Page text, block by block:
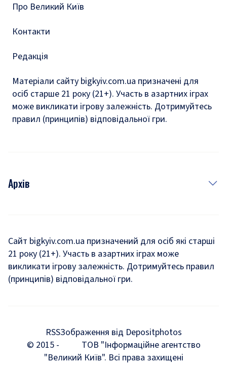
Про Великий Київ
Контакти
Редакція
Матеріали сайту bigkyiv.com.ua призначені для
осіб старше 21 року (21+). Участь в азартних іграх
може викликати ігрову залежність. Дотримуйтесь
правил (принципів) відповідальної гри.
Архів
Комуналка
Хроніки війни
Мегаполіс
Київщина
Сайт bigkyiv.com.ua призначений для осіб які старші
21 року (21+). Участь в азартних іграх може
викликати ігрову залежність. Дотримуйтесь правил
(принципів) відповідальної гри.
RSSЗображення від Depositphotos
© 2015 -
ТОВ "Інформаційне агентство
"Великий Київ". Всі права захищені